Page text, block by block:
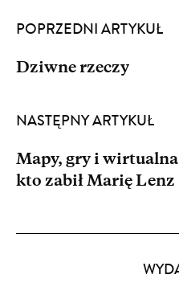
POPRZEDNI ARTYKUŁ
Dziwne rzeczy
NASTĘPNY ARTYKUŁ
Mapy, gry i
kto zabił Marię Lenz